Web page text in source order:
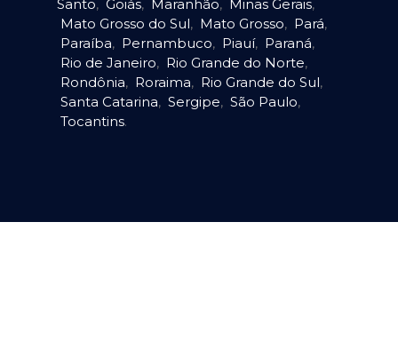
Santo, Goiás, Maranhão, Minas Gerais,
Mato Grosso do Sul, Mato Grosso, Pará,
Paraíba, Pernambuco, Piauí, Paraná,
Rio de Janeiro, Rio Grande do Norte,
Rondônia, Roraima, Rio Grande do Sul,
Santa Catarina, Sergipe, São Paulo,
Tocantins.